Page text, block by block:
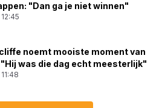
"Dan ga je niet winnen"
noemt mooiste moment van
was die dag echt meesterlijk"